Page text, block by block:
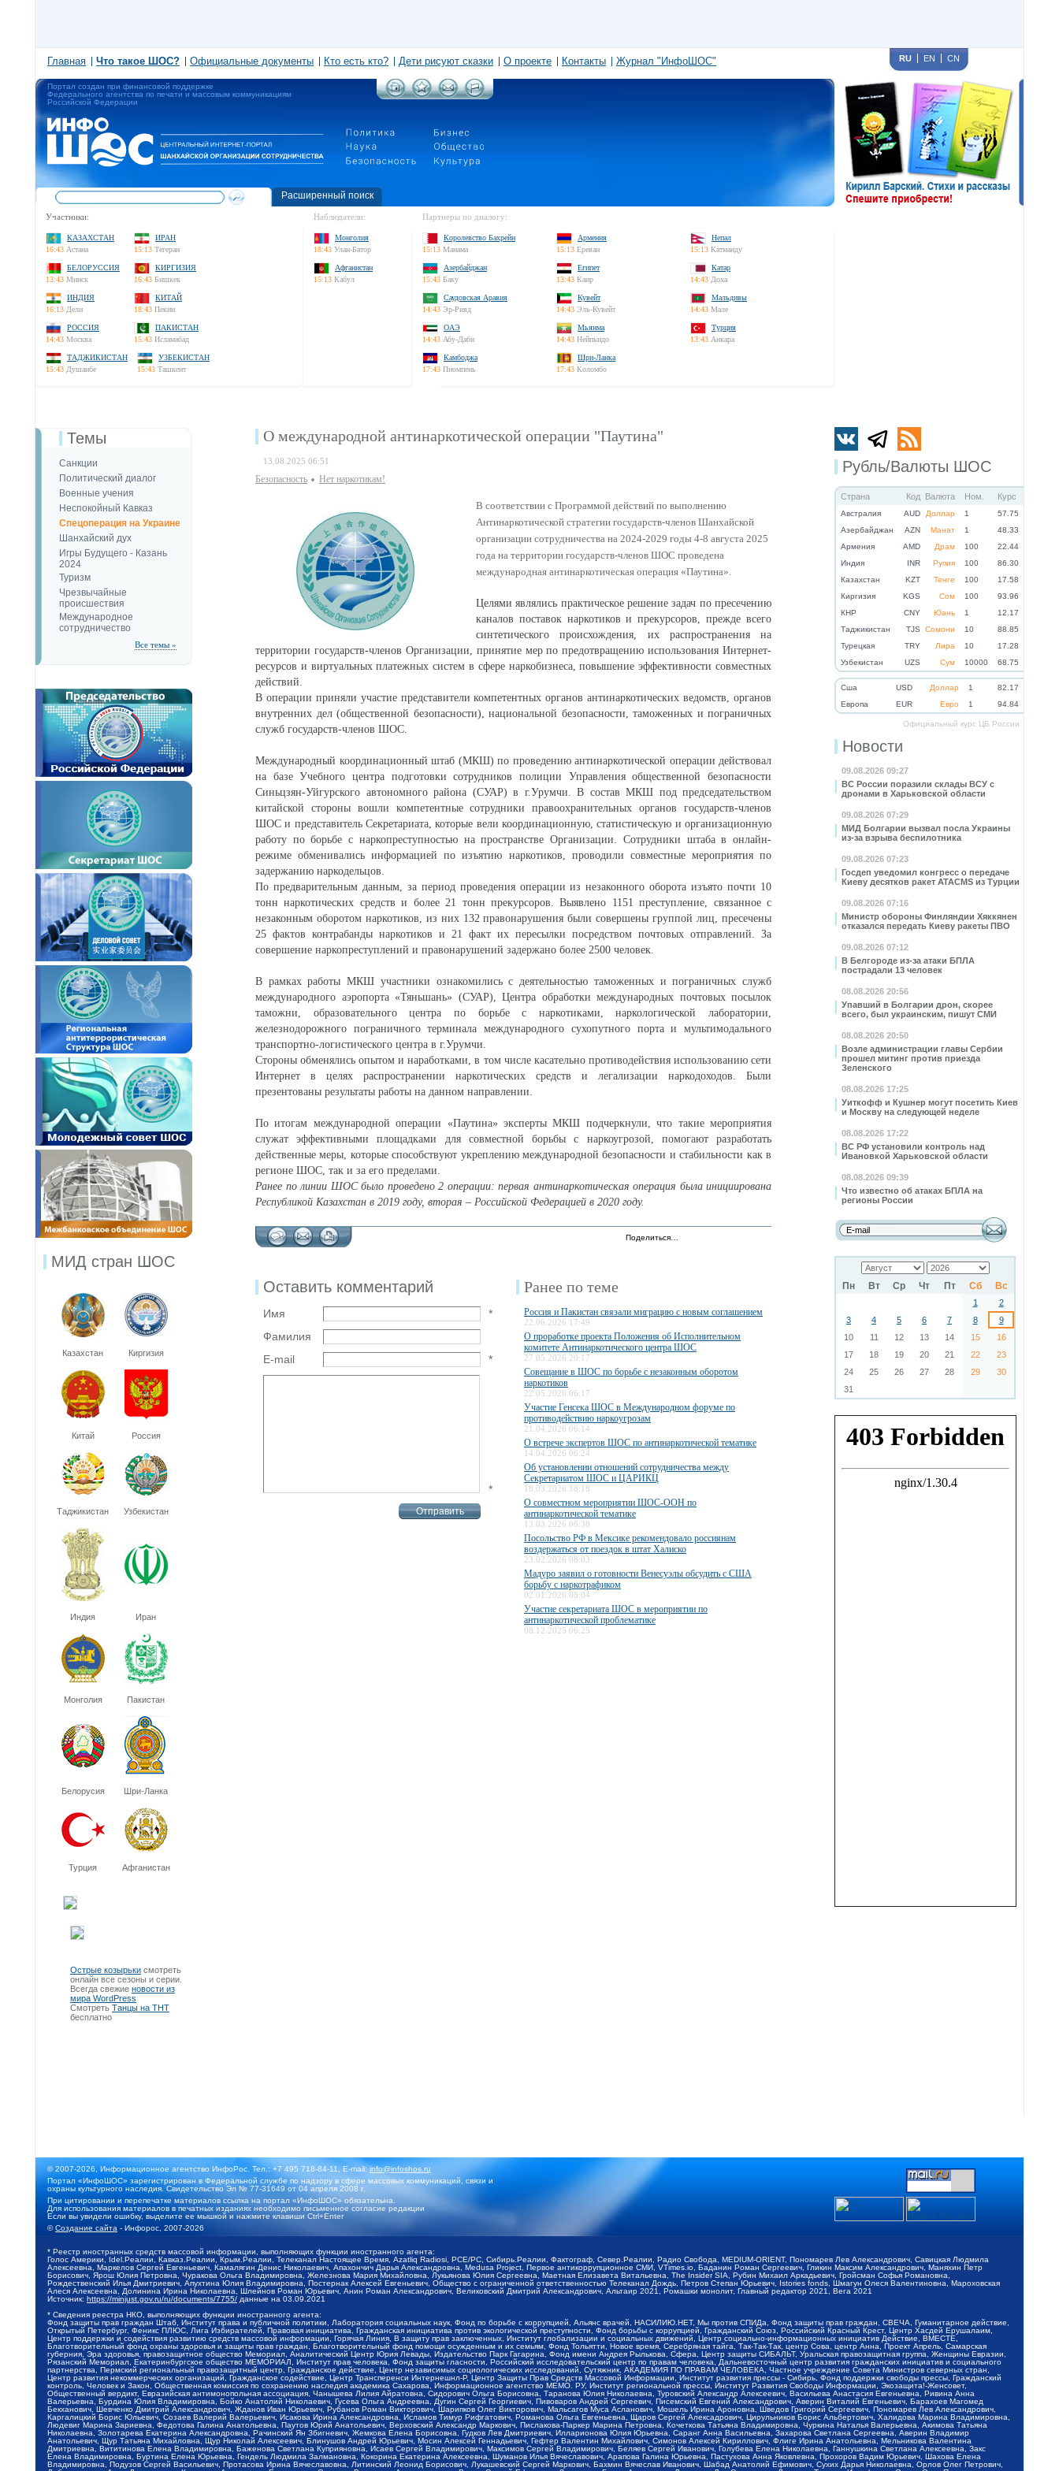
Главная Что такое ШОС? Официальные документы Кто есть кто? Дети рисуют сказки О проекте Контакты Журнал "ИнфоШОС" RU EN CN
Портал создан при финансовой поддержке
Федерального агентства по печати и массовым коммуникациям
Российской Федерации
Расширенный поиск
Участники:
КАЗАХСТАН
16:43 Астана
ИРАН
15:13 Тегеран
БЕЛОРУССИЯ
13:43 Минск
КИРГИЗИЯ
16:43 Бишкек
ИНДИЯ
16:13 Дели
КИТАЙ
18:43 Пекин
РОССИЯ
14:43 Москва
ПАКИСТАН
15:43 Исламабад
ТАДЖИКИСТАН
15:43 Душанбе
УЗБЕКИСТАН
15:43 Ташкент
Наблюдатели:
Монголия
18:43 Улан-Батор
Афганистан
15:13 Кабул
Партнеры по диалогу:
Королевство Бахрейн
15:13 Манама
Армения
15:13 Ереван
Непал
15:13 Катманду
Азербайджан
15:43 Баку
Египет
13:43 Каир
Катар
14:43 Доха
Саудовская Аравия
14:43 Эр-Рияд
Кувейт
14:43 Эль-Кувейт
Мальдивы
14:43 Мале
ОАЭ
14:43 Абу-Даби
Мьянма
14:43 Нейпьидо
Турция
13:43 Анкара
Камбоджа
17:43 Пномпень
Шри-Ланка
17:43 Коломбо
Рубль/Валюты ШОС
Страна Код Валюта Ном. Курс
Австралия AUD Доллар 1
57.75
Азербайджан
AZN Манат 1
48.33
Армения
AMD Драм 100
22.44
Индия
INR Рупия 100
86.30
Казахстан
KZT Тенге 100
17.58
Киргизия
KGS Сом 100
93.96
КНР
CNY Юань 1
12.17
Таджикистан
TJS Сомони 10
88.85
Турецкая
TRY Лира 10
17.28
Узбекистан
UZS Сум 10000 68.75
Cша USD Доллар 1
82.17
Eвропа
EUR Евро 1 94.84
Официальный курс ЦБ России
Новости
09.08.2026 09:27
ВС России поразили склады ВСУ с
дронами в Харьковской области
09.08.2026 07:29
МИД Болгарии вызвал посла Украины
из-за взрыва беспилотника
09.08.2026 07:23
Госдеп уведомил конгресс о передаче
Киеву десятков ракет ATACMS из Турции
09.08.2026 07:16
Министр обороны Финляндии Хяккянен
отказался передать Киеву ракеты ПВО
09.08.2026 07:12
В Белгороде из-за атаки БПЛА
пострадали 13 человек
08.08.2026 20:56
Упавший в Болгарии дрон, скорее
всего, был украинским, пишут СМИ
08.08.2026 20:50
Возле администрации главы Сербии
прошел митинг против приезда
Зеленского
08.08.2026 17:25
Уиткофф и Кушнер могут посетить Киев
и Москву на следующей неделе
08.08.2026 17:22
ВС РФ установили контроль над
Ивановкой Харьковской области
08.08.2026 09:39
Что известно об атаках БПЛА на
регионы России
Пн Вт Ср Чт Пт Сб Вс
1
2
3
4 5 6 7 8
9
10
11 12 13 14 15
16
17
18 19 20 21 22
23
24
25 26 27 28 29
30
31
Темы
Санкции
Политический диалог
Военные учения
Неспокойный Кавказ
Спецоперация на Украине
Шанхайский дух
Игры Будущего - Казань
2024
Туризм
Чрезвычайные
происшествия
Международное
сотрудничество
Все темы »
МИД стран ШОС
Казахстан Киргизия
Китай Россия
Таджикистан Узбекистан
Индия Иран
Монголия Пакистан
Белорусия Шри-Ланка
Турция Афганистан
Острые козырьки смотреть
онлайн все сезоны и серии.
Всегда свежие новости из
мира WordPress
Смотреть Танцы на ТНТ
бесплатно
О международной антинаркотической операции "Паутина"
13.08.2025 06:51
Безопаcность Нет наркотикам!
В соответствии с Программой действий по выполнению
Антинаркотической стратегии государств-членов Шанхайской
организации сотрудничества на 2024-2029 годы 4-8 августа 2025
года на территории государств-членов ШОС проведена
международная антинаркотическая операция «Паутина».
Целями являлись практическое решение задач по пресечению
каналов поставок наркотиков и прекурсоров, прежде всего
синтетического происхождения, их распространения на
территории государств-членов Организации, принятие мер по предотвращению использования Интернет-
ресурсов и виртуальных платежных систем в сфере наркобизнеса, повышение эффективности совместных
действий.
В операции приняли участие представители компетентных органов антинаркотических ведомств, органов
внутренних дел (общественной безопасности), национальной безопасности, таможенных и пограничных
служб государств-членов ШОС.
Международный координационный штаб (МКШ) по проведению антинаркотической операции действовал
на базе Учебного центра подготовки сотрудников полиции Управления общественной безопасности
Синьцзян-Уйгурского автономного района (СУАР) в г.Урумчи. В состав МКШ под председательством
китайской стороны вошли компетентные сотрудники правоохранительных органов государств-членов
ШОС и представитель Секретариата, которые вели координационную, статистическую и организационную
работу по борьбе с наркопреступностью на пространстве Организации. Сотрудники штаба в онлайн-
режиме обменивались информацией по изъятию наркотиков, проводили совместные мероприятия по
задержанию наркодельцов.
По предварительным данным, за период проведения операции из незаконного оборота изъято почти 10
тонн наркотических средств и более 21 тонн прекурсоров. Выявлено 1151 преступление, связанное с
незаконным оборотом наркотиков, из них 132 правонарушения были совершены группой лиц, пресечены
25 фактов контрабанды наркотиков и 21 факт их пересылки посредством почтовых отправлений. За
совершение наркопреступлений и правонарушений задержано более 2500 человек.
В рамках работы МКШ участники ознакомились с деятельностью таможенных и пограничных служб
международного аэропорта «Тяньшань» (СУАР), Центра обработки международных почтовых посылок
таможни, образовательного центра по борьбе с наркотиками, наркологической лаборатории,
железнодорожного пограничного терминала международного сухопутного порта и мультимодального
транспортно-логистического центра в г.Урумчи.
Стороны обменялись опытом и наработками, в том числе касательно противодействия использованию сети
Интернет в целях распространении наркотических средств и легализации наркодоходов. Были
презентованы результаты работы на данном направлении.
По итогам международной операции «Паутина» эксперты МКШ подчеркнули, что такие мероприятия
служат эффективными площадками для совместной борьбы с наркоугрозой, помогают разработать
действенные меры, которые способствуют укреплению международной безопасности и стабильности как в
регионе ШОС, так и за его пределами.
Ранее по линии ШОС было проведено 2 операции: первая антинаркотическая операция была инициирована
Республикой Казахстан в 2019 году, вторая – Российской Федерацией в 2020 году.
Поделиться…
Оставить комментарий
Имя
*
Фамилия
E-mail
*
*
Ранее по теме
Россия и Пакистан связали миграцию с новым соглашением
22.06.2026 17:49
О проработке проекта Положения об Исполнительном
комитете Антинаркотического центра ШОС
27.05.2026 20:17
Совещание в ШОС по борьбе с незаконным оборотом
наркотиков
22.05.2026 06:17
Участие Генсека ШОС в Международном форуме по
противодействию наркоугрозам
21.04.2026 06:14
О встрече экспертов ШОС по антинаркотической тематике
14.04.2026 06:24
Об установлении отношений сотрудничества между
Секретариатом ШОС и ЦАРИКЦ
18.03.2026 18:18
О совместном мероприятии ШОС-ООН по
антинаркотической тематике
13.03.2026 06:38
Посольство РФ в Мексике рекомендовало россиянам
воздержаться от поездок в штат Халиско
23.02.2026 08:03
Мадуро заявил о готовности Венесуэлы обсудить с США
борьбу с наркотрафиком
02.01.2026 08:04
Участие секретариата ШОС в мероприятии по
антинаркотической проблематике
08.12.2025 06:25
© 2007-2026, Информационное агентство ИнфоРос. Тел.: +7 495 718-84-11, E-mail:info@infoshos.ru
Портал «ИнфоШОС» зарегистрирован в Федеральной службе по надзору в сфере массовых коммуникаций, связи и
охраны культурного наследия. Свидетельство Эл № 77-31649 от 04 апреля 2008 г.
При цитировании и перепечатке материалов ссылка на портал «ИнфоШОС» обязательна.
Для использования материалов в печатных изданиях необходимо письменное согласие редакции
Если вы увидели ошибку, выделите ее мышкой и нажмите клавиши Ctrl+Enter
©Создание сайта - Инфорос, 2007-2026
* Реестр иностранных средств массовой информации, выполняющих функции иностранного агента:
Голос Америки, Idel.Реалии, Кавказ.Реалии, Крым.Реалии, Телеканал Настоящее Время, Azatliq Radiosi, PCE/PC, Сибирь.Реалии, Фактограф, Север.Реалии, Радио Свобода, MEDIUM-ORIENT, Пономарев Лев Александрович, Савицкая Людмила
Алексеевна, Маркелов Сергей Евгеньевич, Камалягин Денис Николаевич, Апахончич Дарья Александровна, Medusa Project, Первое антикоррупционное СМИ, VTimes.io, Баданин Роман Сергеевич, Гликин Максим Александрович, Маняхин Петр
Борисович, Ярош Юлия Петровна, Чуракова Ольга Владимировна, Железнова Мария Михайловна, Лукьянова Юлия Сергеевна, Маетная Елизавета Витальевна, The Insider SIA, Рубин Михаил Аркадьевич, Гройсман Софья Романовна,
Рождественский Илья Дмитриевич, Апухтина Юлия Владимировна, Постернак Алексей Евгеньевич, Общество с ограниченной ответственностью Телеканал Дождь, Петров Степан Юрьевич, Istories fonds, Шмагун Олеся Валентиновна, Мароховская
Алеся Алексеевна, Долинина Ирина Николаевна, Шлейнов Роман Юрьевич, Анин Роман Александрович, Великовский Дмитрий Александрович, Альтаир 2021, Ромашки монолит, Главный редактор 2021, Вега 2021
Источник: https://minjust.gov.ru/ru/documents/7755/ данные на 03.09.2021
* Сведения реестра НКО, выполняющих функции иностранного агента:
Фонд защиты прав граждан Штаб, Институт права и публичной политики, Лаборатория социальных наук, Фонд по борьбе с коррупцией, Альянс врачей, НАСИЛИЮ.НЕТ, Мы против СПИДа, Фонд защиты прав граждан, СВЕЧА, Гуманитарное действие,
Открытый Петербург, Феникс ПЛЮС, Лига Избирателей, Правовая инициатива, Гражданская инициатива против экологической преступности, Фонд борьбы с коррупцией, Гражданский Союз, Российский Красный Крест, Центр Хасдей Ерушалаим,
Центр поддержки и содействия развитию средств массовой информации, Горячая Линия, В защиту прав заключенных, Институт глобализации и социальных движений, Центр социально-информационных инициатив Действие, ВМЕСТЕ,
Благотворительный фонд охраны здоровья и защиты прав граждан, Благотворительный фонд помощи осужденным и их семьям, Фонд Тольятти, Новое время, Серебряная тайга, Так-Так-Так, центр Сова, центр Анна, Проект Апрель, Самарская
губерния, Эра здоровья, правозащитное общество Мемориал, Аналитический Центр Юрия Левады, Издательство Парк Гагарина, Фонд имени Андрея Рылькова, Сфера, Центр защиты СИБАЛЬТ, Уральская правозащитная группа, Женщины Евразии,
Рязанский Мемориал, Екатеринбургское общество МЕМОРИАЛ, Институт прав человека, Фонд защиты гласности, Российский исследовательский центр по правам человека, Дальневосточный центр развития гражданских инициатив и социального
партнерства, Пермский региональный правозащитный центр, Гражданское действие, Центр независимых социологических исследований, Сутяжник, АКАДЕМИЯ ПО ПРАВАМ ЧЕЛОВЕКА, Частное учреждение Совета Министров северных стран,
Центр развития некоммерческих организаций, Гражданское содействие, Центр Трансперенси Интернешнл-Р, Центр Защиты Прав Средств Массовой Информации, Институт развития прессы - Сибирь, Фонд поддержки свободы прессы, Гражданский
контроль, Человек и Закон, Общественная комиссия по сохранению наследия академика Сахарова, Информационное агентство МЕМО. РУ, Институт региональной прессы, Институт Развития Свободы Информации, Экозащита!-Женсовет,
Общественный вердикт, Евразийская антимонопольная ассоциация, Чанышева Лилия Айратовна, Сидорович Ольга Борисовна, Таранова Юлия Николаевна, Туровский Александр Алексеевич, Васильева Анастасия Евгеньевна, Ривина Анна
Валерьевна, Бурдина Юлия Владимировна, Бойко Анатолий Николаевич, Гусева Ольга Андреевна, Дугин Сергей Георгиевич, Пивоваров Андрей Сергеевич, Писемский Евгений Александрович, Аверин Виталий Евгеньевич, Барахоев Магомед
Бекханович, Шевченко Дмитрий Александрович, Жданов Иван Юрьевич, Рубанов Роман Викторович, Шарипков Олег Викторович, Мальсагов Муса Асланович, Мошель Ирина Ароновна, Шведов Григорий Сергеевич, Пономарев Лев Александрович,
Каргалицкий Борис Юльевич, Созаев Валерий Валерьевич, Исакова Ирина Александровна, Исламов Тимур Рифгатович, Романова Ольга Евгеньевна, Щаров Сергей Алексадрович, Цирульников Борис Альбертович, Халидова Марина Владимировна,
Людевиг Марина Зариевна, Федотова Галина Анатольевна, Паутов Юрий Анатольевич, Верховский Александр Маркович, Пислакова-Паркер Марина Петровна, Кочеткова Татьяна Владимировна, Чуркина Наталья Валерьевна, Акимова Татьяна
Николаевна, Золотарева Екатерина Александровна, Рачинский Ян Збигневич, Жемкова Елена Борисовна, Гудков Лев Дмитриевич, Илларионова Юлия Юрьевна, Саранг Анна Васильевна, Захарова Светлана Сергеевна, Аверин Владимир
Анатольевич, Щур Татьяна Михайловна, Щур Николай Алексеевич, Блинушов Андрей Юрьевич, Мосин Алексей Геннадьевич, Гефтер Валентин Михайлович, Симонов Алексей Кириллович, Флиге Ирина Анатольевна, Мельникова Валентина
Дмитриевна, Вититинова Елена Владимировна, Баженова Светлана Куприяновна, Исаев Сергей Владимирович, Максимов Сергей Владимирович, Беляев Сергей Иванович, Голубева Елена Николаевна, Ганнушкина Светлана Алексеевна, Закс
Елена Владимировна, Буртина Елена Юрьевна, Гендель Людмила Залмановна, Кокорина Екатерина Алексеевна, Шуманов Илья Вячеславович, Арапова Галина Юрьевна, Пастухова Анна Яковлевна, Прохоров Вадим Юрьевич, Шахова Елена
Владимировна, Подузов Сергей Васильевич, Протасова Ирина Вячеславовна, Литинский Леонид Борисович, Лукашевский Сергей Маркович, Бахмин Вячеслав Иванович, Шабад Анатолий Ефимович, Сухих Дарья Николаевна, Орлов Олег Петрович,